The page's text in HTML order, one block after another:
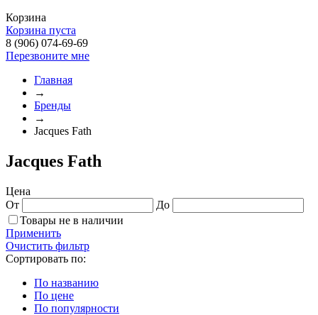
Корзина
Корзина пуста
8 (906) 074-69-69
Перезвоните мне
Главная
→
Бренды
→
Jacques Fath
Jacques Fath
Цена
От
До
Товары не в наличии
Применить
Очистить фильтр
Сортировать по:
По названию
По цене
По популярности